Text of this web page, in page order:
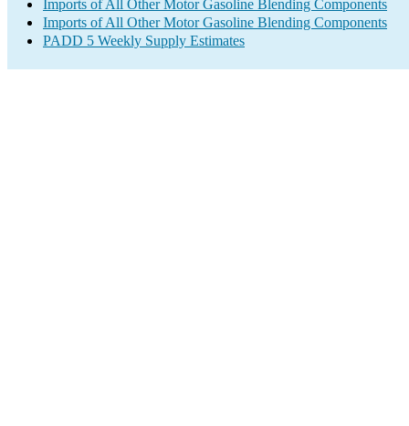
Imports of All Other Motor Gasoline Blending Components
Imports of All Other Motor Gasoline Blending Components
PADD 5 Weekly Supply Estimates